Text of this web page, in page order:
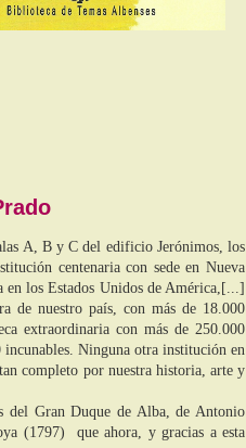
A, B y C del edificio Jerónimos, los
centenaria con sede en Nueva
los Estados Unidos de América,[...]
de nuestro país, con más de 18.000
extraordinaria con más de 250.000
Ninguna otra institución en
completo por nuestra historia, arte y
del Gran Duque de Alba, de Antonio
(1797) que ahora, y gracias a esta